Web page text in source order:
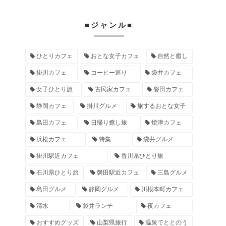
■ジャンル■
ひとりカフェ おとな女子カフェ 自然と癒し
掛川カフェ コーヒー巡り 袋井カフェ
女子ひとり旅 古民家カフェ 磐田カフェ
静岡カフェ 掛川グルメ 旅するおとな女子
島田カフェ 日帰り癒し旅 焼津カフェ
浜松カフェ 特集 袋井グルメ
掛川駅近カフェ 香川県ひとり旅
石川県ひとり旅 磐田駅近カフェ 三島グルメ
島田グルメ 静岡グルメ 川根本町カフェ
清水 袋井ランチ 夜カフェ
おすすめグッズ 山梨県旅行 温泉でととのう